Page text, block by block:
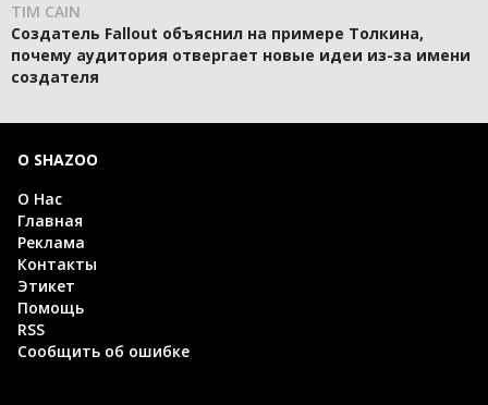
TIM CAIN
Создатель Fallout объяснил на примере Толкина,
почему аудитория отвергает новые идеи из-за имени
создателя
О SHAZOO
О Нас
Главная
Реклама
Контакты
Этикет
Помощь
RSS
Сообщить об ошибке